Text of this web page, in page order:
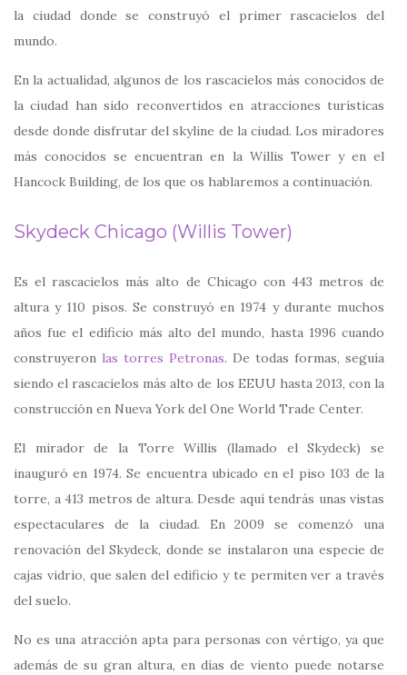
la ciudad donde se construyó el primer rascacielos del
mundo.
En la actualidad, algunos de los rascacielos más conocidos de
la ciudad han sido reconvertidos en atracciones turísticas
desde donde disfrutar del skyline de la ciudad. Los miradores
más conocidos se encuentran en la Willis Tower y en el
Hancock Building, de los que os hablaremos a continuación.
Skydeck Chicago (Willis Tower)
Es el rascacielos más alto de Chicago con 443 metros de
altura y 110 pisos. Se construyó en 1974 y durante muchos
años fue el edificio más alto del mundo, hasta 1996 cuando
construyeron las torres Petronas. De todas formas, seguía
siendo el rascacielos más alto de los EEUU hasta 2013, con la
construcción en Nueva York del One World Trade Center.
El mirador de la Torre Willis (llamado el Skydeck) se
inauguró en 1974. Se encuentra ubicado en el piso 103 de la
torre, a 413 metros de altura. Desde aquí tendrás unas vistas
espectaculares de la ciudad. En 2009 se comenzó una
renovación del Skydeck, donde se instalaron una especie de
cajas vidrio, que salen del edificio y te permiten ver a través
del suelo.
No es una atracción apta para personas con vértigo, ya que
además de su gran altura, en días de viento puede notarse